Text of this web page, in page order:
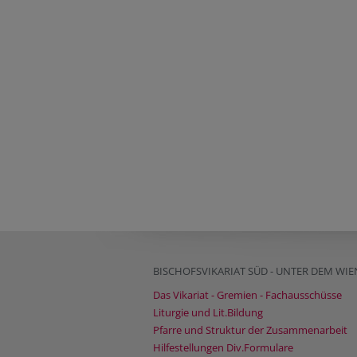
BISCHOFSVIKARIAT SÜD - UNTER DEM
Das Vikariat - Gremien - Fachausschüsse
Liturgie und Lit.Bildung
Pfarre und Struktur der Zusammenarbeit
Hilfestellungen Div.Formulare